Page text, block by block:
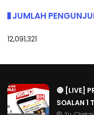
JUMLAH
12,091,321
🔴 [LIVE]
SOALAN 1